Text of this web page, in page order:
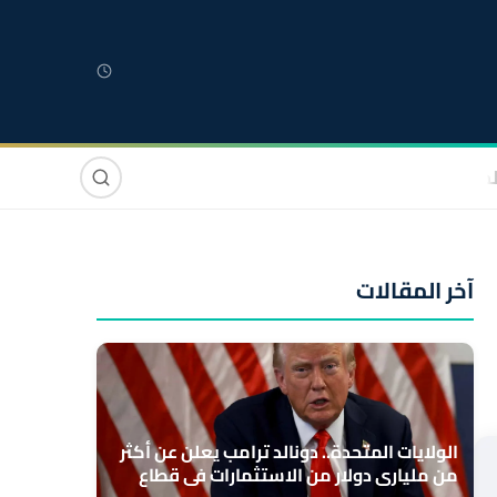
صوت وصورة
آخر المقالات
الولايات المتحدة.. دونالد ترامب يعلن عن أكثر
من ملياري دولار من الاستثمارات في قطاع